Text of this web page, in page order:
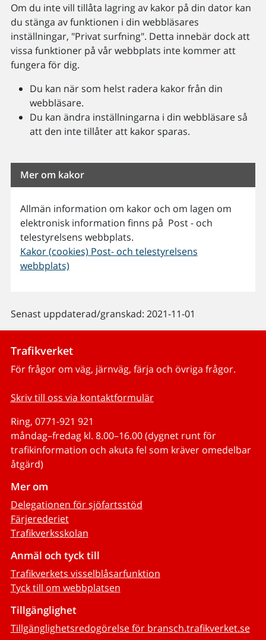
Om du inte vill tillåta lagring av kakor på din dator kan
du stänga av funktionen i din webbläsares
inställningar, "Privat surfning". Detta innebär dock att
vissa funktioner på vår webbplats inte kommer att
fungera för dig.
Du kan när som helst radera kakor från din
webbläsare.
Du kan ändra inställningarna i din webbläsare så
att den inte tillåter att kakor sparas.
Mer om kakor
Allmän information om kakor och om lagen om
elektronisk information finns på Post - och
telestyrelsens webbplats.
Kakor (cookies) Post- och telestyrelsens
webbplats)
Senast uppdaterad/granskad: 2021-11-01
Trafikverket
För frågor om väg, järnväg, färja och övriga frågor.
Skriv till oss via kontaktformulär
Ring, 0771-921 921
måndag–fredag kl. 8.00–16.00 (dygnet runt för
trafikinformation och akuta fel som kräver omedelbar
åtgärd)
Mer om
Delegationen för sjöfartsstöd
Färjerederiet
Trafikverksskolan
Anmäl och tyck till
Trafikverkets visselblåsarfunktion
Tyck till om webbplatsen
Tillgänglighet
Tillgänglighetsredogörelse för bransch.trafikverket.se